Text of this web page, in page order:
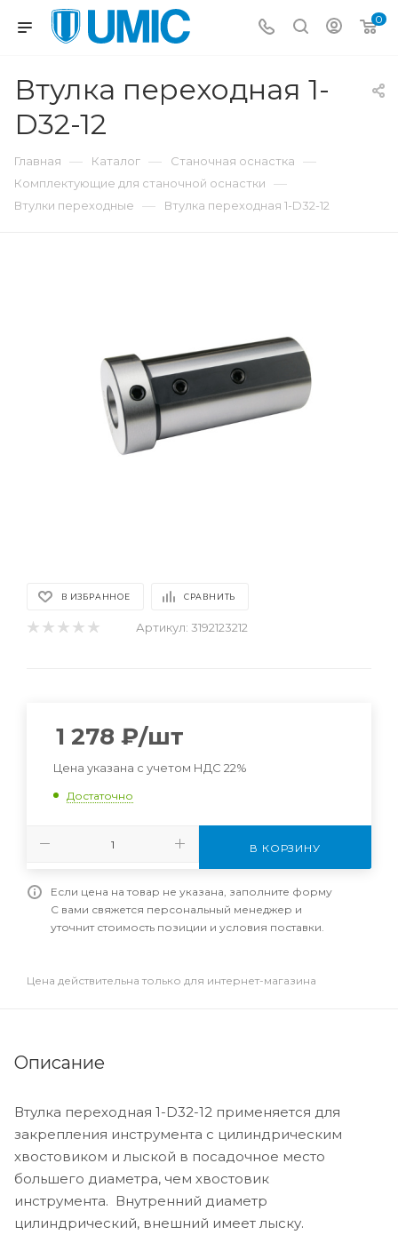
0
Втулка переходная 1-
D32-12
Главная — Каталог — Станочная оснастка —
Комплектующие для станочной оснастки —
Втулки переходные — Втулка переходная 1-D32-12
В ИЗБРАННОЕ СРАВНИТЬ
Артикул: 3192123212
1 278 ₽/шт
Цена указана с учетом НДС 22%
Достаточно
В КОРЗИНУ
Если цена на товар не указана, заполните форму
С вами свяжется персональный менеджер и
уточнит стоимость позиции и условия поставки.
Цена действительна только для интернет-магазина
Описание
Втулка переходная 1-D32-12 применяется для
закрепления инструмента с цилиндрическим
хвостовиком и лыской в посадочное место
большего диаметра, чем хвостовик
инструмента. Внутренний диаметр
цилиндрический, внешний имеет лыску.